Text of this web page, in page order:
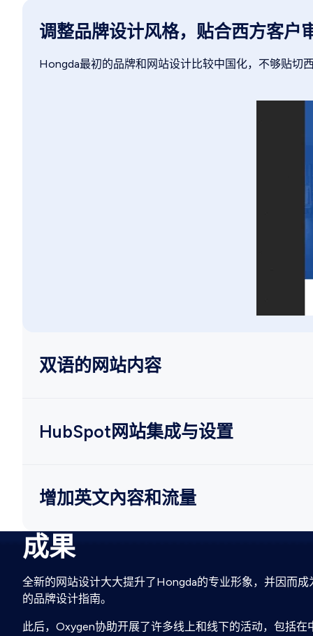
调整品牌设计风格，贴合西方客户
Hongda最初的品牌和网站设计比较中国化，不够贴切
双语的网站内容
发团队，搭建全新的网站。
HubSpot网站集成与设置
增加英文內容和流量
海外企业难以在中国开公司的原因之一，是能够获取
值和排名，增加网站流量。
成果
全新的网站设计大大提升了Hongda的专业形象，并因而
的品牌设计指南。
此后，Oxygen协助开展了许多线上和线下的活动，包括